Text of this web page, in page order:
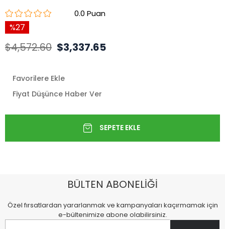
0.0
27
$4,572.60 $3,337.65
Favorilere Ekle
Fiyat Düşünce Haber Ver
BÜLTEN ABONELİĞİ
Özel fırsatlardan yararlanmak ve kampanyaları kaçırmamak için
e-bültenimize abone olabilirsiniz.